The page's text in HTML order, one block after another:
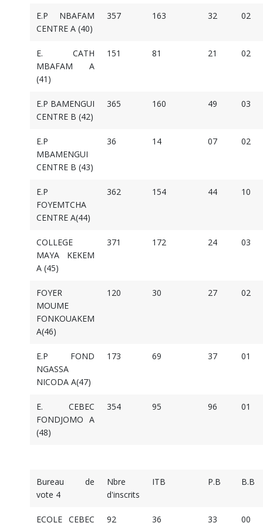
E.P NBAFAM
CENTRE A (40)
357 163 32 02
E. CATH
MBAFAM A
(41)
151 81 21 02
E.P BAMENGUI
CENTRE B (42)
365 160 49 03
E.P
MBAMENGUI
CENTRE B (43)
36 14 07 02
E.P
FOYEMTCHA
CENTRE A(44)
362 154 44 10
COLLEGE
MAYA KEKEM
A (45)
371 172 24 03
FOYER
MOUME
FONKOUAKEM
A(46)
120 30 27 02
E.P FOND
NGASSA
NICODA A(47)
173 69 37 01
E. CEBEC
FONDJOMO A
(48)
354 95 96 01
Bureau de
vote 4
Nbre
d'inscrits
ITB P.B B.B
ECOLE CEBEC 92 36 33 00